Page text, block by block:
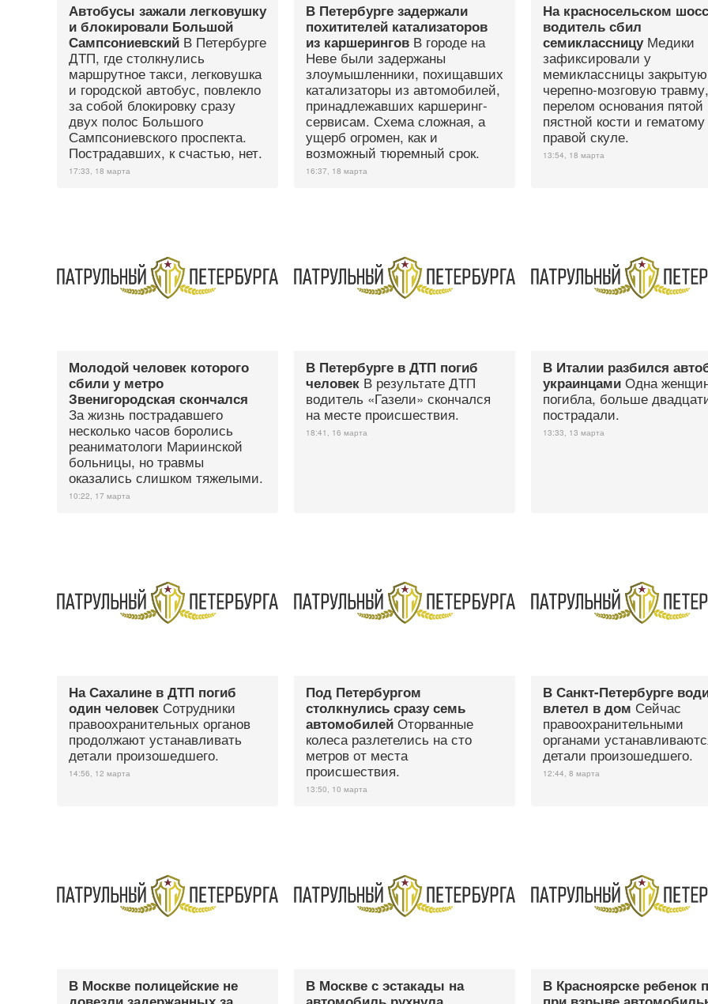
Автобусы зажали легковушку
и блокировали Большой
Сампсониевский В Петербурге
ДТП, где столкнулись
маршрутное такси, легковушка
и городской автобус, повлекло
за собой блокировку сразу
двух полос Большого
Сампсониевского проспекта.
Пострадавших, к счастью, нет.
17:33, 18 марта
В Петербурге задержали
похитителей катализаторов
из каршерингов В городе на
Неве были задержаны
злоумышленники, похищавших
катализаторы из автомобилей,
принадлежавших каршеринг-
сервисам. Схема сложная, а
ущерб огромен, как и
возможный тюремный срок.
16:37, 18 марта
На красносельском
водитель сбил
семиклассницу Медики
зафиксировали у
мемиклассницы закрытую
черепно-мозговую травму,
перелом основания пятой
пястной кости и
правой скуле.
13:54, 18 марта
Молодой человек которого
сбили у метро
Звенигородская скончался
За жизнь пострадавшего
несколько часов боролись
реаниматологи Мариинской
больницы, но травмы
оказались слишком тяжелыми.
10:22, 17 марта
В Петербурге в ДТП погиб
человек В результате ДТП
водитель «Газели» скончался
на месте происшествия.
18:41, 16 марта
В Италии разбился
украинцами Одна
погибла, больше
пострадали.
13:33, 13 марта
На Сахалине в ДТП погиб
один человек Сотрудники
правоохранительных органов
продолжают устанавливать
детали произошедшего.
14:56, 12 марта
Под Петербургом
столкнулись сразу семь
автомобилей Оторванные
колеса разлетелись на сто
метров от места
происшествия.
13:50, 10 марта
В Санкт-Петербурге
влетел в дом Сейчас
правоохранительными
органами
детали произошедшего.
12:44, 8 марта
В Москве полицейские не
В Москве с эстакады на
В Красноярске ребенок